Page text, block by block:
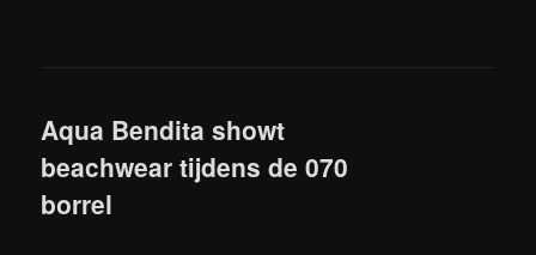
Aqua Bendita showt
beachwear tijdens de 070
borrel